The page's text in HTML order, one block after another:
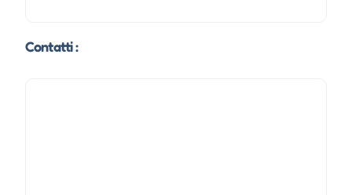
Contatti :